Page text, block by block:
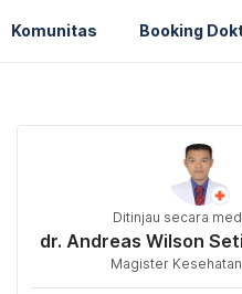
Komunitas Booking
Ditinjau secara
dr. Andreas Wilson
Magister Kesehatan